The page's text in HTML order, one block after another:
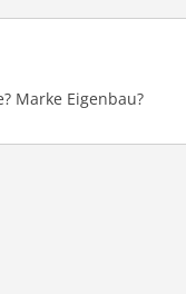
Marke Eigenbau?